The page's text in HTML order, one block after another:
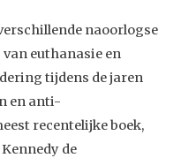
naoorlogse
van euthanasie en
tijdens de jaren
en anti-
recentelijke boek,
de